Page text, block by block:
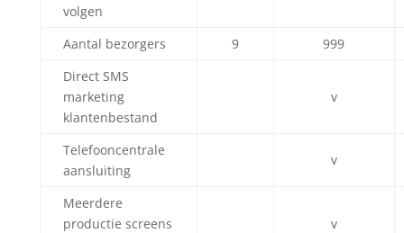
volgen
Aantal bezorgers 9
999
Direct SMS
marketing
klantenbestand
v
Telefooncentrale
aansluiting
v
Meerdere
productie screens
v